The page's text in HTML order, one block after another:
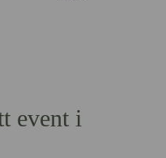
event i